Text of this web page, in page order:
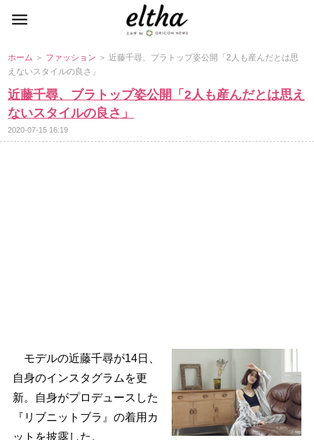
ホーム ＞ ファッション ＞ 近藤千尋、ブラトップ姿公開「2人も産んだとは思
えないスタイルの良さ」
近藤千尋、ブラトップ姿公開「2人も産んだとは思え
ないスタイルの良さ」
2020-07-15 16:19
モデルの近藤千尋が14日、
自身のインスタグラムを更
新。自身がプロデュースした
『リブニットブラ』の着用カ
ットを披露した。